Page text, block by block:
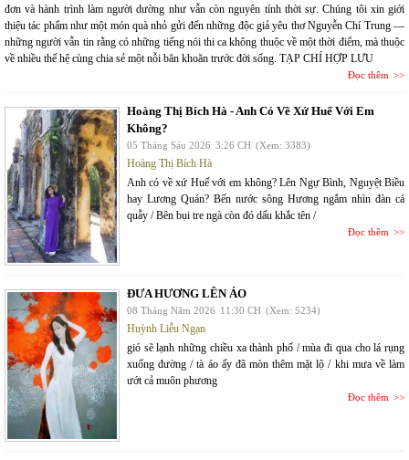
đơn và hành trình làm người dường như vẫn còn nguyên tính thời sự. Chúng tôi xin giới
thiệu tác phẩm như một món quà nhỏ gửi đến những độc giả yêu thơ Nguyễn Chí Trung —
những người vẫn tin rằng có những tiếng nói thi ca không thuộc về một thời điểm, mà thuộc
về nhiều thế hệ cùng chia sẻ một nỗi băn khoăn trước đời sống. TẠP CHÍ HỢP LƯU
Đọc thêm
Hoàng Thị Bích Hà - Anh Có Về Xứ Huế Với Em
Không?
05 Tháng Sáu 2026 3:26 CH (Xem: 3383)
Hoàng Thị Bích Hà
Anh có về xứ Huế với em không? Lên Ngự Bình, Nguyệt Biều
hay Lương Quán? Bến nước sông Hương ngắm nhìn đàn cá
quẫy / Bên bụi tre ngà còn đó dấu khắc tên /
Đọc thêm
ĐƯA HƯƠNG LÊN ÁO
08 Tháng Năm 2026 11:30 CH (Xem: 5234)
Huỳnh Liễu Ngạn
gió sẽ lạnh những chiều xa thành phố / mùa đi qua cho lá rụng
xuống đường / tà áo ấy đã mòn thêm mặt lộ / khi mưa về làm
ướt cả muôn phương
Đọc thêm